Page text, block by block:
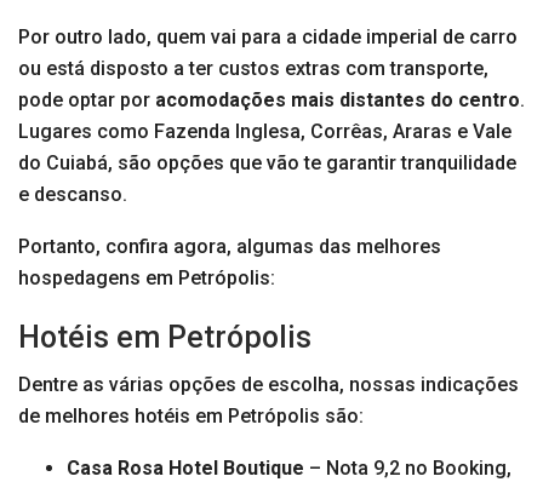
Por outro lado, quem vai para a cidade imperial de carro
ou está disposto a ter custos extras com transporte,
pode optar por acomodações mais distantes do centro.
Lugares como Fazenda Inglesa, Corrêas, Araras e Vale
do Cuiabá, são opções que vão te garantir tranquilidade
e descanso.
Portanto, confira agora, algumas das melhores
hospedagens em Petrópolis:
Hotéis em Petrópolis
Dentre as várias opções de escolha, nossas indicações
de melhores hotéis em Petrópolis são:
Casa Rosa Hotel Boutique – Nota 9,2 no Booking,